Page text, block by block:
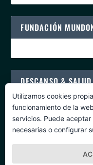
FUNDACIÓN
DESCANSO & SALUD
PROGRAMAS DE
Utilizamos cookies
funcionamiento de la
servicios. Puede
necesarias o configurar